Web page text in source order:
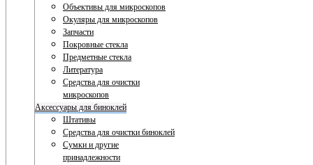
Объективы для микроскопов
Окуляры для микроскопов
Запчасти
Покровные стекла
Предметные стекла
Литература
Средства для очистки
микроскопов
Аксессуары для биноклей
Штативы
Средства для очистки биноклей
Сумки и другие
принадлежности